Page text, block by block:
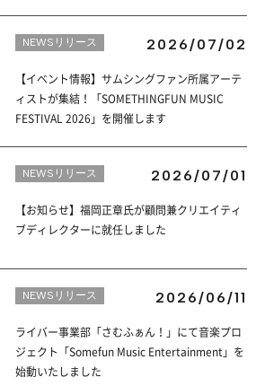
NEWSリリース 2026/07/02
【イベント情報】サムシングファン所属アーテ
ィストが集結！「SOMETHINGFUN MUSIC
FESTIVAL 2026」を開催します
NEWSリリース 2026/07/01
【お知らせ】福岡正章氏が顧問兼クリエイティ
ブディレクターに就任しました
NEWSリリース 2026/06/11
ライバー事業部「さむふぁん！」にて音楽プロ
ジェクト「Somefun Music Entertainment」を
始動いたしました